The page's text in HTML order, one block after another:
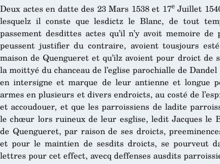
Deux actes en datte des 23 Mars 1538 et 17eJuillet
lesquelz il conste que lesdictz le Blanc, de tout
passement desdittes actes qu’il n’y avoit memoire
peussent justifier du contraire, avoient tousjours
maison de Quengueret et qu’ilz avoient pour droict
la moittyé du chanceau de l’eglise parochialle de Dandel
en intersigne et marque de leur antienne et longue
armes en plusieurs et divers endroicts, au costé de
et accoudouer, et que les parroissiens de ladite
le chœur lors ruineux de leur esglise, ledit Jacques le
de Quengueret, par raison de ses droicts,
et pour le maintien de sesdits droicts, se pourveut
lettres pour cet effect, avecq deffenses ausdits